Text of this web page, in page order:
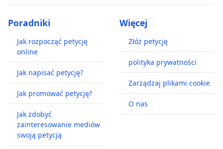
Poradniki
Jak rozpocząć petycję
online
Jak napisać petycję?
Jak promować petycję?
Jak zdobyć
zainteresowanie mediów
swoją petycją
Więcej
Złóż petycję
polityka prywatności
Zarządzaj plikami cookie
O nas